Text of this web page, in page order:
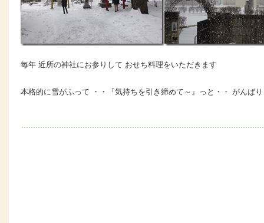
毎年 近所の神社にお参りして おせち料理をいただきます
本格的に雪がふって ・・『気持ちを引き締めて～』っと・・ がんば